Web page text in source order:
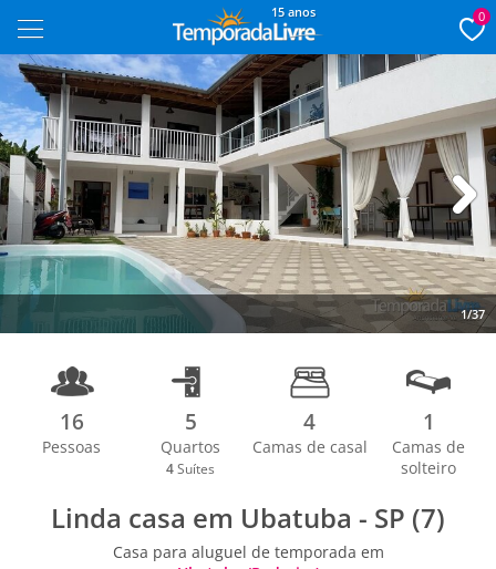
15 anos 0
1/37
Next
16
Pessoas
5
Quartos
4 Suítes
4
Camas de casal
1
Camas de
solteiro
Linda casa em Ubatuba - SP (7)
Casa para aluguel de temporada em